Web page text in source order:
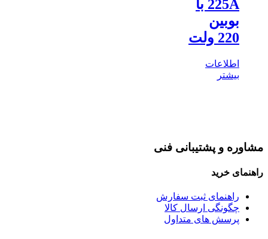
225A با
بوبین
220 ولت
اطلاعات
بیشتر
و پشتیبانی فنی
خرید
راهنمای ثبت سفارش
چگونگی ارسال کالا
پرسش های متداول